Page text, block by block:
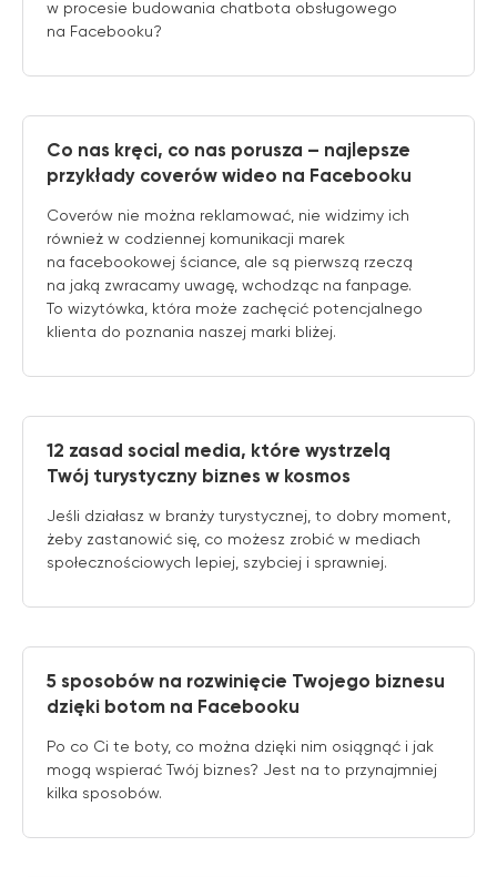
w procesie budowania chatbota obsługowego
na Facebooku?
Co nas kręci, co nas porusza – najlepsze
przykłady coverów wideo na Facebooku
Coverów nie można reklamować, nie widzimy ich
również w codziennej komunikacji marek
na facebookowej ściance, ale są pierwszą rzeczą
na jaką zwracamy uwagę, wchodząc na fanpage.
To wizytówka, która może zachęcić potencjalnego
klienta do poznania naszej marki bliżej.
12 zasad social media, które wystrzelą
Twój turystyczny biznes w kosmos
Jeśli działasz w branży turystycznej, to dobry moment,
żeby zastanowić się, co możesz zrobić w mediach
społecznościowych lepiej, szybciej i sprawniej.
5 sposobów na rozwinięcie Twojego biznesu
dzięki botom na Facebooku
Po co Ci te boty, co można dzięki nim osiągnąć i jak
mogą wspierać Twój biznes? Jest na to przynajmniej
kilka sposobów.